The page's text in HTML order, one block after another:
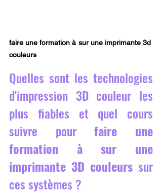
faire une formation à sur une imprimante 3d
couleurs
Quelles sont les technologies
d'impression 3D couleur les
plus fiables et quel cours
suivre pour faire une
formation à sur une
imprimante 3D couleurs sur
ces systèmes ?